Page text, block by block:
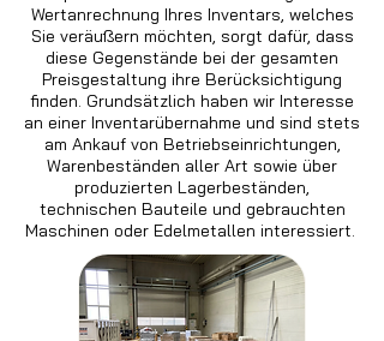
Wertanrechnung Ihres Inventars, welches
Sie veräußern möchten, sorgt dafür, dass
diese Gegenstände bei der gesamten
Preisgestaltung ihre Berücksichtigung
finden. Grundsätzlich haben wir Interesse
an einer Inventarübernahme und sind stets
am Ankauf von Betriebseinrichtungen,
Warenbeständen aller Art sowie über
produzierten Lagerbeständen,
technischen Bauteile und gebrauchten
Maschinen oder Edelmetallen interessiert.